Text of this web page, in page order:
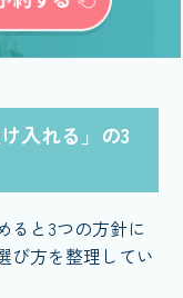
入れる」の3
ると3つの方針に
び方を整理してい